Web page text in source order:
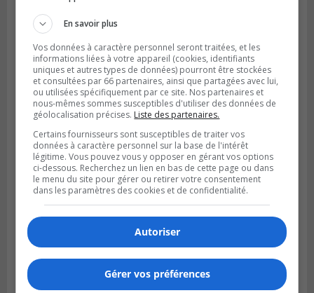
En savoir plus
Vos données à caractère personnel seront traitées, et les
informations liées à votre appareil (cookies, identifiants
uniques et autres types de données) pourront être stockées
et consultées par 66 partenaires, ainsi que partagées avec lui,
ou utilisées spécifiquement par ce site. Nos partenaires et
nous-mêmes sommes susceptibles d'utiliser des données de
géolocalisation précises. Liste des partenaires.
Certains fournisseurs sont susceptibles de traiter vos
données à caractère personnel sur la base de l'intérêt
légitime. Vous pouvez vous y opposer en gérant vos options
ci-dessous. Recherchez un lien en bas de cette page ou dans
le menu du site pour gérer ou retirer votre consentement
dans les paramètres des cookies et de confidentialité.
Autoriser
Gérer vos préférences